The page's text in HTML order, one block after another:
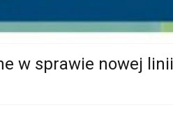
w sprawie nowej